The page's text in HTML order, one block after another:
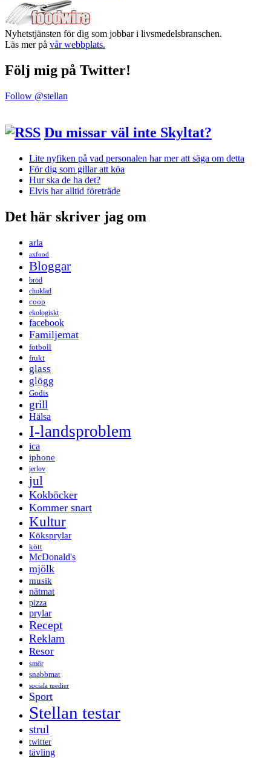
Nyhetstjänsten för dig som jobbar i livsmedelsbranschen.
Läs mer på vår webbplats.
Följ mig på Twitter!
Follow @stellan
Du missar väl inte Skyltat?
Lite nyfiken på vad personalen har mer att säga om detta
För dig som gillar att köa
Hur ska de ha det?
Elvis har alltid företräde
Det här skriver jag om
arla
axfood
Bloggar
bröd
choklad
coop
ekologiskt
facebook
Familjemat
fotboll
frukt
glass
glögg
Godis
grill
Hälsa
I-landsproblem
ica
iphone
jerlov
jul
Kokböcker
Kommer snart
Kultur
Köksprylar
kött
McDonald's
mjölk
musik
nätmat
pizza
prylar
Recept
Reklam
Resor
smör
snabbmat
sociala medier
Sport
Stellan testar
strul
twitter
tävling